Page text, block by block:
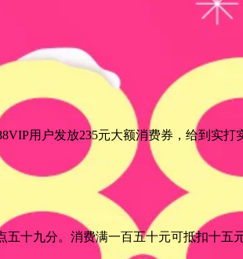
用户发放235元大额消费券，给到实打
十九分。消费满一百五十元可抵扣十五